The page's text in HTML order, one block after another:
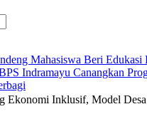
Mahasiswa Beri Edukasi
Indramayu Canangkan
Ekonomi Inklusif, Model